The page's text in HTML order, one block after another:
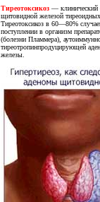
Тиреотоксикоз — клинический
щитовидной железой
Тиреотоксикоз в 60—80%
поступлении в организм
(болезни Пламмера),
тиреотропинпродуцирующей
железы.